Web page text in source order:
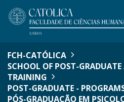
FCH-CATÓLICA
SCHOOL OF POST-
TRAINING
POST-GRADUATE -
PÓS-GRADUAÇÃO EM